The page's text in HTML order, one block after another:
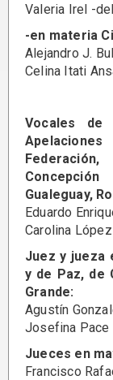
Valeria Irel -
-en materia
Alejandro J.
Celina Itati
Vocales
Gualeguay,
Eduardo
Carolina
Juez y jueza
y de Paz, de
Grande:
Agustín
Josefina Pace
Jueces en
Francisco